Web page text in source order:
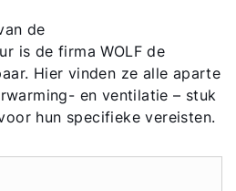
de
is de firma WOLF de
Hier vinden ze alle aparte
en ventilatie – stuk
hun specifieke vereisten.